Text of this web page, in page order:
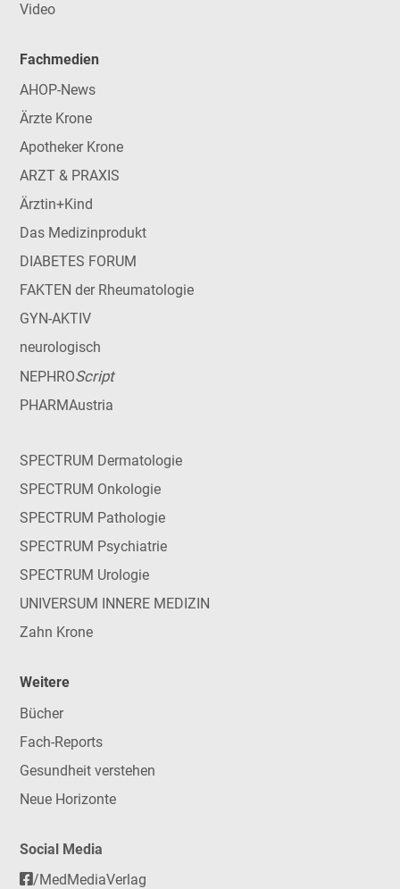
Video
Fachmedien
AHOP-News
Ärzte Krone
Apotheker Krone
ARZT & PRAXIS
Ärztin+Kind
Das Medizinprodukt
DIABETES FORUM
FAKTEN der Rheumatologie
GYN-AKTIV
neurologisch
NEPHROScript
PHARMAustria
SPECTRUM Dermatologie
SPECTRUM Onkologie
SPECTRUM Pathologie
SPECTRUM Psychiatrie
SPECTRUM Urologie
UNIVERSUM INNERE MEDIZIN
Zahn Krone
Weitere
Bücher
Fach-Reports
Gesundheit verstehen
Neue Horizonte
Social Media
/MedMediaVerlag